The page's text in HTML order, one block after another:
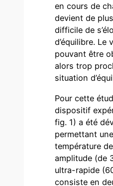
en cours de
devient de
difficile de
d’équilibre. Le
pouvant être
alors trop
situation
Pour cette
dispositif
fig. 1) a été
permettant
température
amplitude (de
ultra-rapide
consiste en